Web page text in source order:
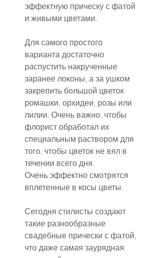
эффектную прическу с фатой
и живыми цветами.
Для самого простого
варианта достаточно
распустить накрученные
заранее локоны, а за ушком
закрепить большой цветок
ромашки, орхидеи, розы или
лилии. Очень важно, чтобы
флорист обработал их
специальным раствором для
того, чтобы цветок не вял в
течении всего дня.
Очень эффектно смотрятся
вплетенные в косы цветы.
Сегодня стилисты создают
такие разнообразные
свадебные прически с фатой,
что даже самая заурядная